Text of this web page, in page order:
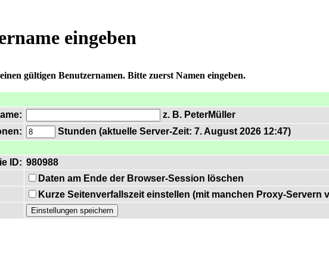
eingeben
gültigen Benutzernamen. Bitte zuerst Namen eingeben.
z. B. PeterMüller
Stunden (aktuelle Server-Zeit: 7. August 2026 12:47)
ID: 980988
Daten am Ende der Browser-Session löschen
Kurze Seitenverfallszeit einstellen (mit manchen Proxy-Servern